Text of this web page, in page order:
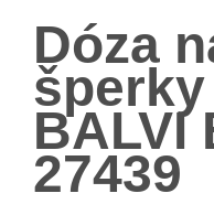
Dóza
šperky
BALVI
27439